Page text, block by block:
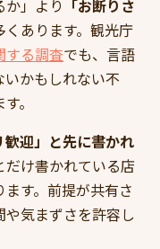
」より 「お断りさ
あります。観光庁
する調査でも、言語
かもしれない不
。
歓迎」と先に書かれ
だけ書かれている店
す。前提が共有さ
気まずさを許容し